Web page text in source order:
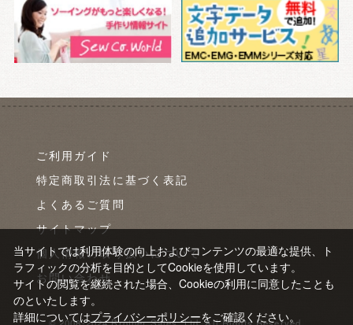
ご利用ガイド
特定商取引法に基づく表記
よくあるご質問
サイトマップ
個人情報の取り扱いについて
お問い合わせ
当サイトでは利用体験の向上およびコンテンツの最適な提供、ト
ラフィックの分析を目的としてCookieを使用しています。
サイトの閲覧を継続された場合、Cookieの利用に同意したことも
のといたします。
詳細についてはプライバシーポリシーをご確認ください。